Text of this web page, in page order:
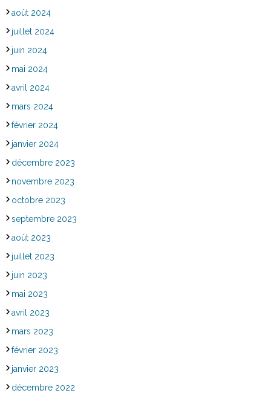
août 2024
juillet 2024
juin 2024
mai 2024
avril 2024
mars 2024
février 2024
janvier 2024
décembre 2023
novembre 2023
octobre 2023
septembre 2023
août 2023
juillet 2023
juin 2023
mai 2023
avril 2023
mars 2023
février 2023
janvier 2023
décembre 2022